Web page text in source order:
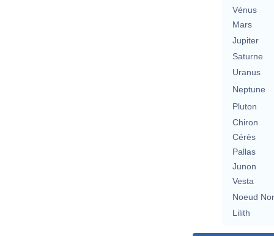
Vénus
Mars
Jupiter
Saturne
Uranus
Neptune
Pluton
Chiron
Cérès
Pallas
Junon
Vesta
Noeud
Lilith